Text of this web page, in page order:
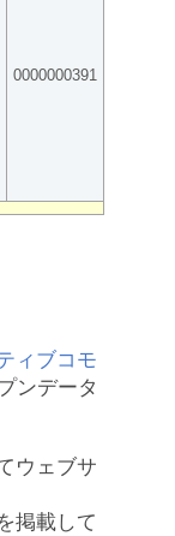
0000000391
ィブコモ
ンデータ
ウェブサ
掲載して